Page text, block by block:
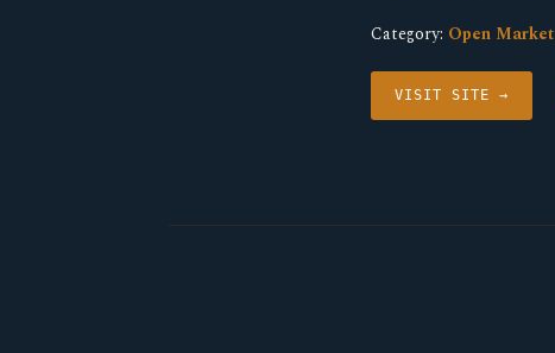
Category: Open Market
VISIT SITE →